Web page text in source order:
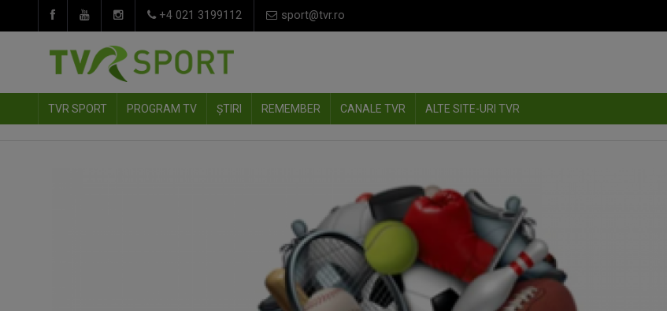
+4 021 3199112 sport@tvr.ro
TVR SPORT PROGRAM TV ȘTIRI REMEMBER CANALE TVR ALTE SITE-URI TVR